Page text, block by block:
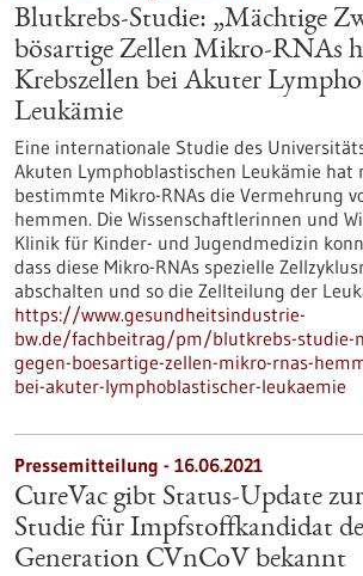
Blutkrebs-Studie: „Mächtige
bösartige Zellen Mikro-RNAs
Krebszellen bei Akuter
Leukämie
Eine internationale Studie des
Akuten Lymphoblastischen Leukämie hat
bestimmte Mikro-RNAs die Vermehrung
hemmen. Die Wissenschaftlerinnen und
Klinik für Kinder- und Jugendmedizin
dass diese Mikro-RNAs spezielle
abschalten und so die Zellteilung der
https://www.gesundheitsindustrie-
bw.de/fachbeitrag/pm/blutkrebs-studie-
gegen-boesartige-zellen-mikro-rnas-
bei-akuter-lymphoblastischer-leukaemie
Pressemitteilung - 16.06.2021
CureVac gibt Status-Update
Studie für Impfstoffkandidat
Generation CVnCoV bekannt